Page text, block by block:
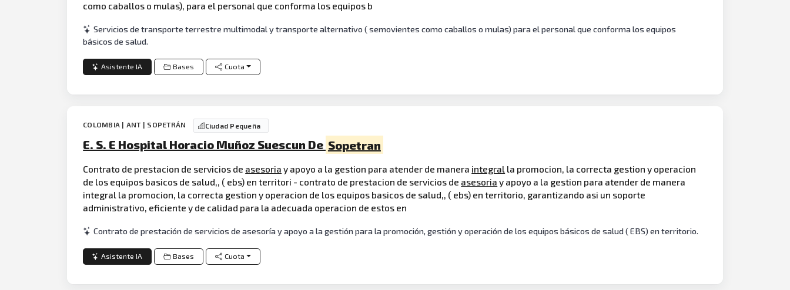
como caballos o mulas), para el personal que conforma los equipos b
Servicios de transporte terrestre multimodal y transporte alternativo ( semovientes como caballos o mulas) para el personal que conforma los equipos
básicos de salud.
Asistente IA Bases Cuota
COLOMBIA | ANT | SOPETRÁN Ciudad Pequeña
E. S. E Hospital Horacio Muñoz Suescun De Sopetran
Contrato de prestacion de servicios de asesoria y apoyo a la gestion para atender de manera integral la promocion, la correcta gestion y operacion
de los equipos basicos de salud,, ( ebs) en territori - contrato de prestacion de servicios de asesoria y apoyo a la gestion para atender de manera
integral la promocion, la correcta gestion y operacion de los equipos basicos de salud,, ( ebs) en territorio, garantizando asi un soporte
administrativo, eficiente y de calidad para la adecuada operacion de estos en
Contrato de prestación de servicios de asesoría y apoyo a la gestión para la promoción, gestión y operación de los equipos básicos de salud ( EBS) en territorio.
Asistente IA Bases Cuota